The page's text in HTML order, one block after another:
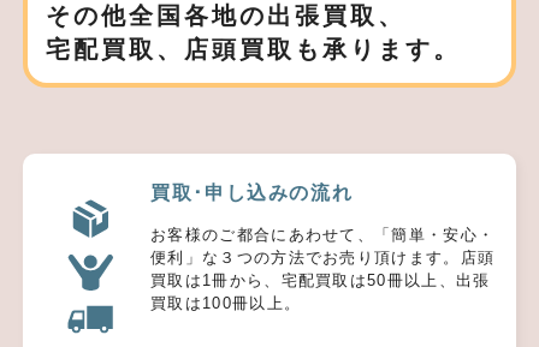
その他全国各地の出張買取、
宅配買取、店頭買取も承ります。
買取･申し込みの流れ
お客様のご都合にあわせて、「簡単・安心・
便利」な３つの方法でお売り頂けます。店頭
買取は1冊から、宅配買取は50冊以上、出張
買取は100冊以上。